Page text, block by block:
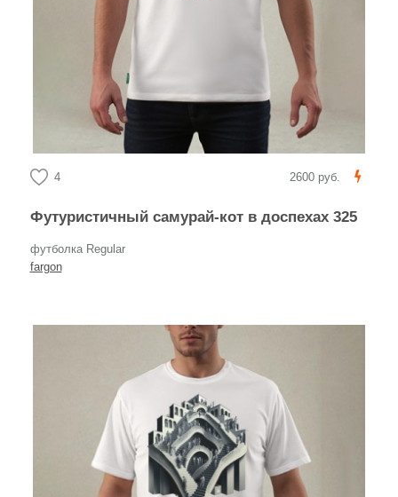
4 2600 руб.
Футуристичный самурай-кот в доспехах 325
футболка Regular
fargon